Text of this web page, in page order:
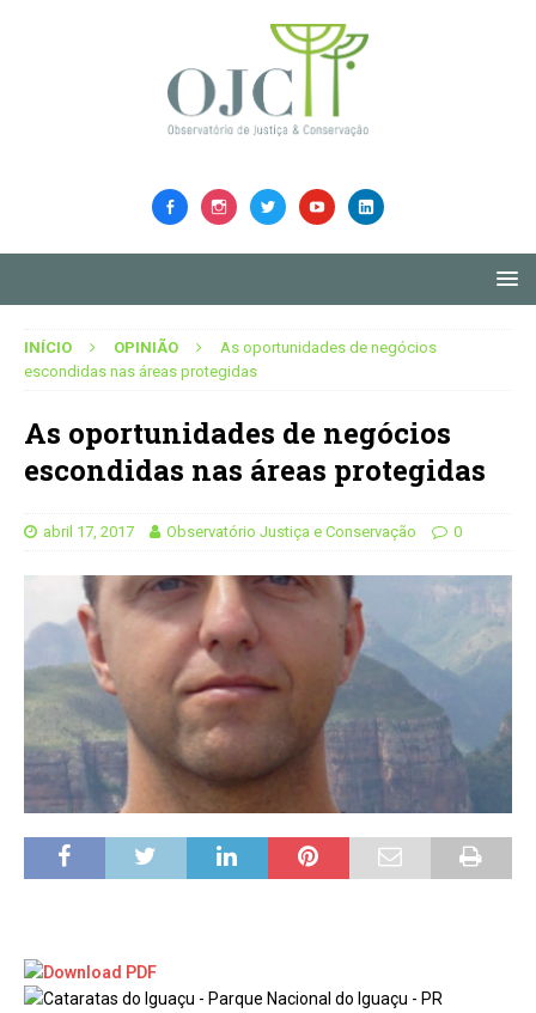
INÍCIO OPINIÃO
As oportunidades de negócios
escondidas nas áreas protegidas
As oportunidades de negócios
escondidas nas áreas protegidas
abril 17, 2017 Observatório Justiça e Conservação 0